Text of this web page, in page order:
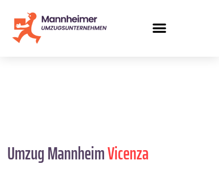
Umzug MannheimVicenza